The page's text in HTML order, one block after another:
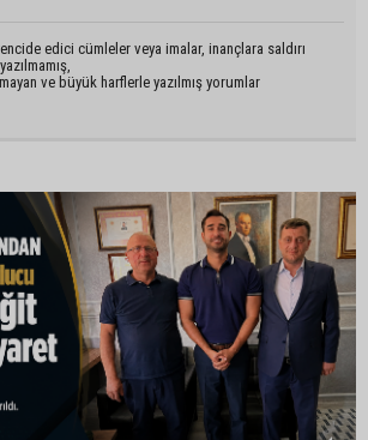
edici cümleler veya imalar, inançlara saldırı
ve büyük harflerle yazılmış yorumlar